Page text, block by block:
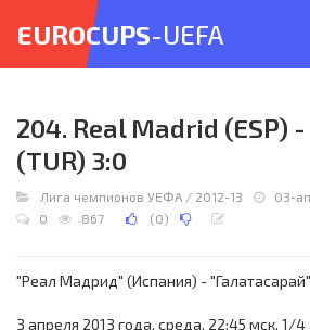
EUROCUPS-UEFA
204. Real Madrid (ESP)
(TUR) 3:0
Лига чемпионов УЕФА / 2012-13 03-
0
867 (0)
"Реал Мадрид" (Испания) -
3 апреля 2013 года, среда. 22:45 мск.